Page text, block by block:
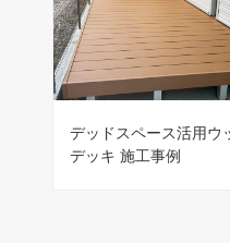
デッドスペース活用ウ
デッキ 施工事例